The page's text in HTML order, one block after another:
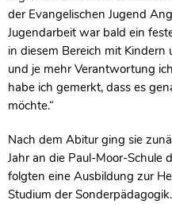
der Evangelischen Jugend
Jugendarbeit war bald ein
in diesem Bereich mit
und je mehr Verantwortung
habe ich gemerkt, dass es
möchte.“
Nach dem Abitur ging sie
Jahr an die Paul-Moor-Schule
folgten eine Ausbildung zur
Studium der